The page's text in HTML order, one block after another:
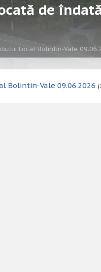
de
Local Bolintin-Vale
Bolintin-Vale 09.06.2026